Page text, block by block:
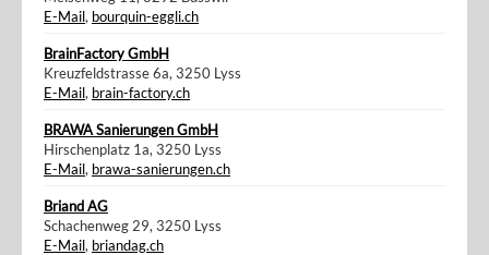
E-Mail, bourquin-eggli.ch
BrainFactory GmbH
Kreuzfeldstrasse 6a, 3250 Lyss
E-Mail, brain-factory.ch
BRAWA Sanierungen GmbH
Hirschenplatz 1a, 3250 Lyss
E-Mail, brawa-sanierungen.ch
Briand AG
Schachenweg 29, 3250 Lyss
E-Mail, briandag.ch